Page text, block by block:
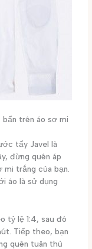
trên áo sơ mi
tẩy Javel là
đừng quên áp
mi trắng của bạn.
áo là sử dụng
tỷ lệ 1:4, sau đó
Tiếp theo, bạn
quên tuân thủ